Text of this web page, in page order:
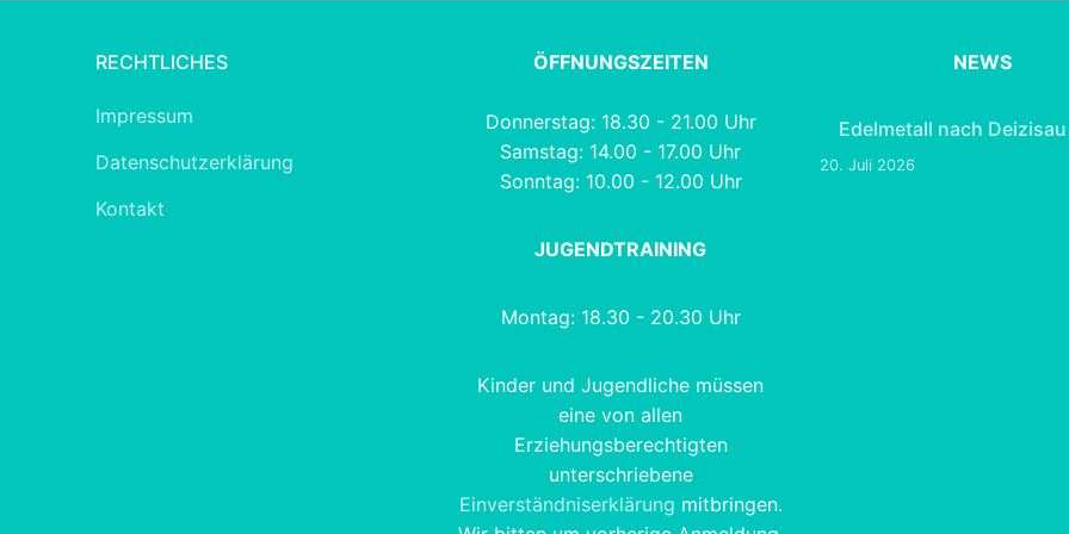
RECHTLICHES
Impressum
Datenschutzerklärung
Kontakt
ÖFFNUNGSZEITEN
Donnerstag: 18.30 - 21.00 Uhr
Samstag: 14.00 - 17.00 Uhr
Sonntag: 10.00 - 12.00 Uhr
JUGENDTRAINING
Montag: 18.30 - 20.30 Uhr
Kinder und Jugendliche müssen
eine von allen
Erziehungsberechtigten
unterschriebene
Einverständniserklärung mitbringen.
NEWS
Edelmetall nach Deizisau
20. Juli 2026